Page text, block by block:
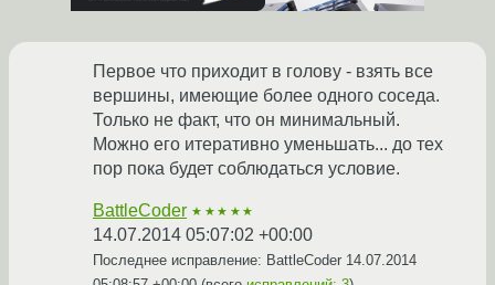
Первое что приходит в голову - взять все
вершины, имеющие более одного соседа.
Только не факт, что он минимальный.
Можно его итеративно уменьшать... до тех
пор пока будет соблюдаться условие.
BattleCoder ★★★★★
14.07.2014 05:07:02 +00:00
Последнее исправление: BattleCoder 14.07.2014